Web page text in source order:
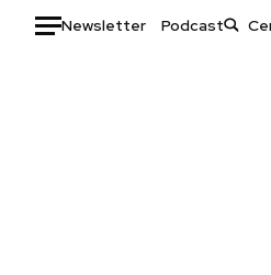
Newsletter Podcast